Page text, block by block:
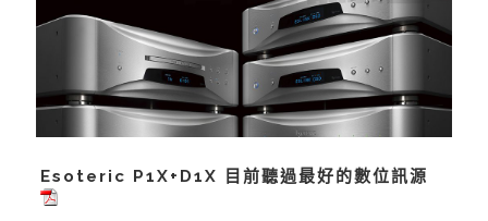
Esoteric P1X+D1X 目前聽過最好的數位訊源